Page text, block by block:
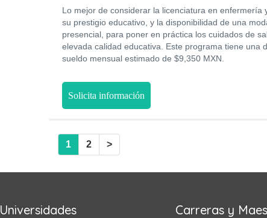
Lo mejor de considerar la licenciatura en enfermería
su prestigio educativo, y la disponibilidad de una
presencial, para poner en práctica los cuidados de
elevada calidad educativa. Este programa tiene una
sueldo mensual estimado de $9,350 MXN.
Solicita información
1 2 >
Universidades Carreras y